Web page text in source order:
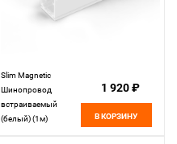
Slim Magnetic
Шинопровод
встраиваемый
(белый) (1м)
1 920 ₽
В КОРЗИНУ